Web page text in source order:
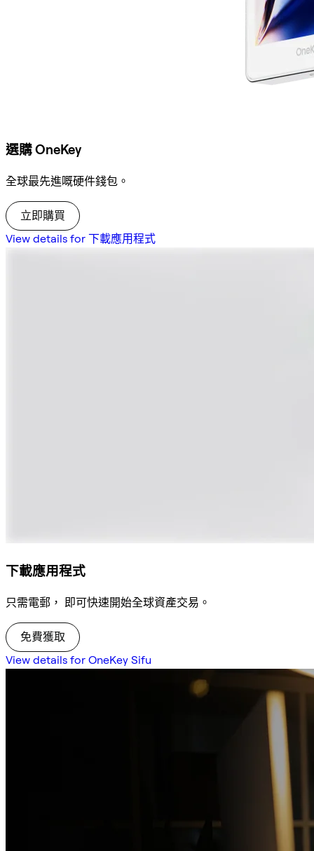
選購 OneKey
全球最先進嘅硬件錢包。
立即購買
View details for 下載應用程式
下載應用程式
只需電郵， 即可快速開始全球資產交易。
免費獲取
View details for OneKey Sifu